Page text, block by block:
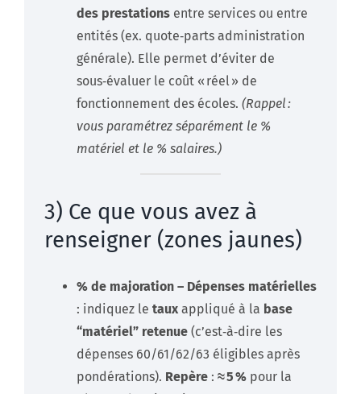
des prestations entre services ou entre
entités (ex. quote‑parts administration
générale). Elle permet d’éviter de
sous‑évaluer le coût « réel » de
fonctionnement des écoles. (Rappel :
vous paramétrez séparément le %
matériel et le % salaires.)
3) Ce que vous avez à
renseigner (zones jaunes)
% de majoration – Dépenses matérielles
: indiquez le taux appliqué à la base
“matériel” retenue (c’est‑à‑dire les
dépenses 60/61/62/63 éligibles après
pondérations). Repère : ≈ 5 % pour la